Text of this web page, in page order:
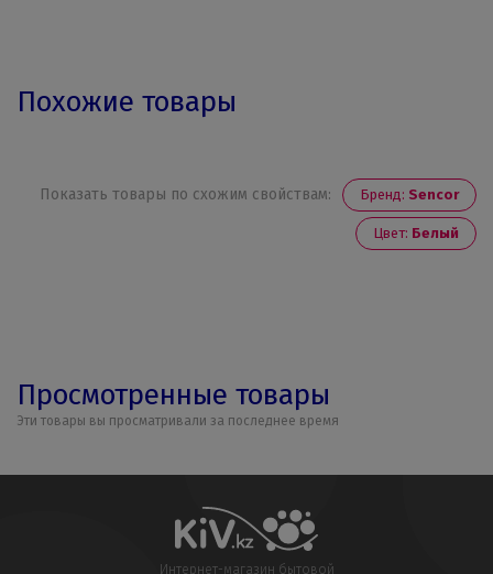
Похожие товары
Показать товары по схожим свойствам: Бренд: Sencor
Цвет: Белый
Просмотренные товары
Эти товары вы просматривали за последнее время
Интернет-магазин бытовой